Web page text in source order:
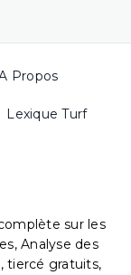
Propos
Lexique Turf
sur les
Analyse des
tiercé gratuits,